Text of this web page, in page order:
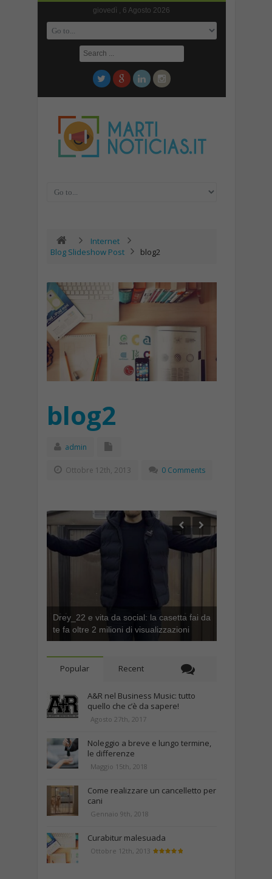
giovedì , 6 Agosto 2026
Internet
Blog Slideshow Post
blog2
blog2
admin
Ottobre 12th, 2013 0 Comments
Drey_22 e vita da social: la casetta fai da
te fa oltre 2 milioni di visualizzazioni
Popular Recent
A&R nel Business Music: tutto
quello che c’è da sapere!
Agosto 27th, 2017
Noleggio a breve e lungo termine,
le differenze
Maggio 15th, 2018
Come realizzare un cancelletto per
cani
Gennaio 9th, 2018
Curabitur malesuada
Ottobre 12th, 2013